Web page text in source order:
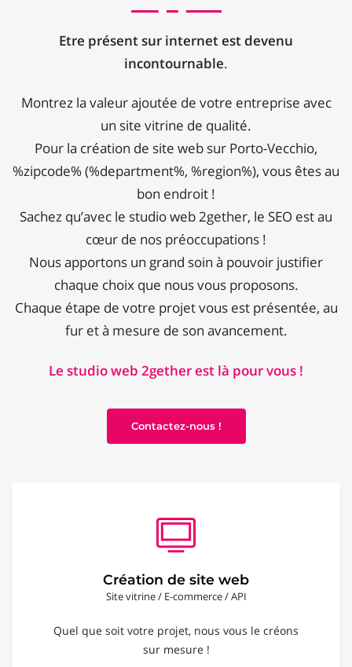
Etre présent sur internet est devenu
incontournable.
Montrez la valeur ajoutée de votre entreprise avec
un site vitrine de qualité.
Pour la création de site web sur Porto-Vecchio,
%zipcode% (%department%, %region%), vous êtes au
bon endroit !
Sachez qu’avec le studio web 2gether, le SEO est au
cœur de nos préoccupations !
Nous apportons un grand soin à pouvoir justifier
chaque choix que nous vous proposons.
Chaque étape de votre projet vous est présentée, au
fur et à mesure de son avancement.
Le studio web 2gether est là pour vous !
Contactez-nous !
Création de site web
Site vitrine / E-commerce / API
Quel que soit votre projet, nous vous le créons
sur mesure !